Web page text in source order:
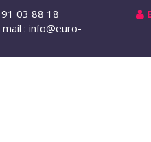
03 88 18
: info@euro-